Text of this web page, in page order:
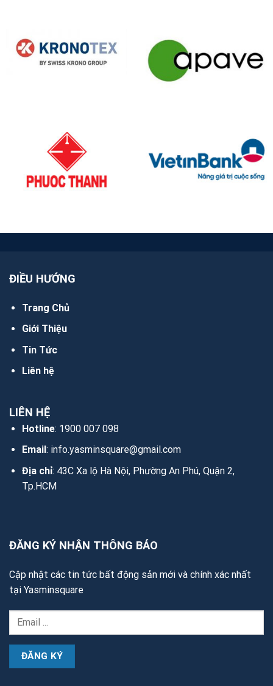
ĐIỀU HƯỚNG
Trang Chủ
Giới Thiệu
Tin Tức
Liên hệ
LIÊN HỆ
Hotline: 1900 007 098
Email : info.yasminsquare@gmail.com
Địa chỉ: 43C Xa lộ Hà Nội, Phường An Phú, Quận 2,
Tp.HCM
ĐĂNG KÝ NHẬN THÔNG BÁO
Cập nhật các tin tức bất động sản mới và chính xác nhất
tại Yasminsquare